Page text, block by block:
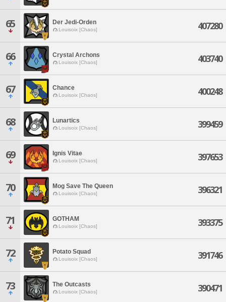
65 Der Jedi-Orden
Louisoix [Chaos] 407280
66 Crystal Archons
Louisoix [Chaos] 403740
67 Chance
Louisoix [Chaos] 400248
68 Lunartics
Louisoix [Chaos] 399459
69 Ignis Vitae
Louisoix [Chaos] 397653
70 Mog Save The Queen
Louisoix [Chaos] 396321
71 GOTHAM
Louisoix [Chaos] 393375
72 Potato Squad
Louisoix [Chaos] 391746
73 The Outcasts
Louisoix [Chaos] 390471